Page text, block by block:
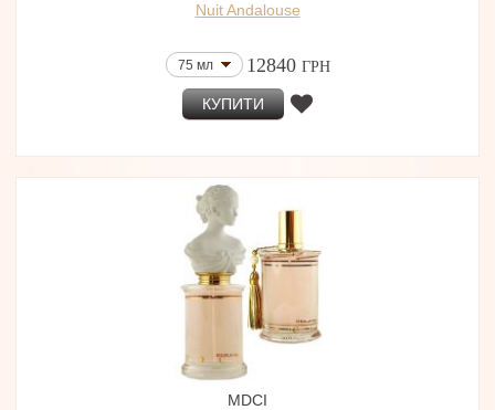
Nuit Andalouse
75 мл 12840 ГРН
КУПИТИ
MDCI